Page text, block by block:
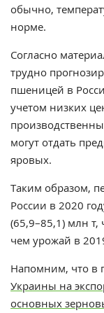
обычно,
норме.
Согласно
трудно
пшеницей в
учетом низких
могут отдать
яровых.
Таким образом,
России в 2020
(65,9–85,1) млн
чем урожай в
Напомним, что в
Украины на
основных